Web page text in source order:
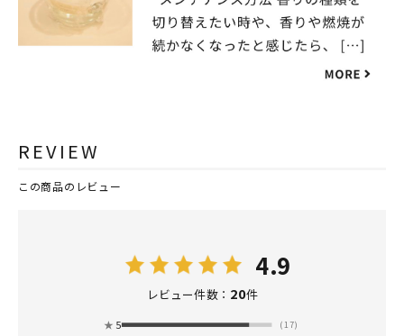
REVIEW
この商品のレビュー
4.9
レビュー件数： 20件
★ 5 (17)